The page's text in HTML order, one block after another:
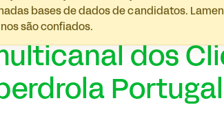
bases de dados de candidatos.
são confiados.
dos
Portugal